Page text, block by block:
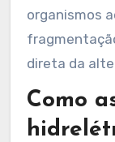
organismos
direta da
Como